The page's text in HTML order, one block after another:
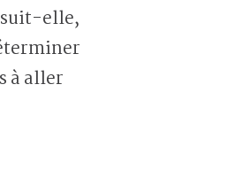
elle,
à aller